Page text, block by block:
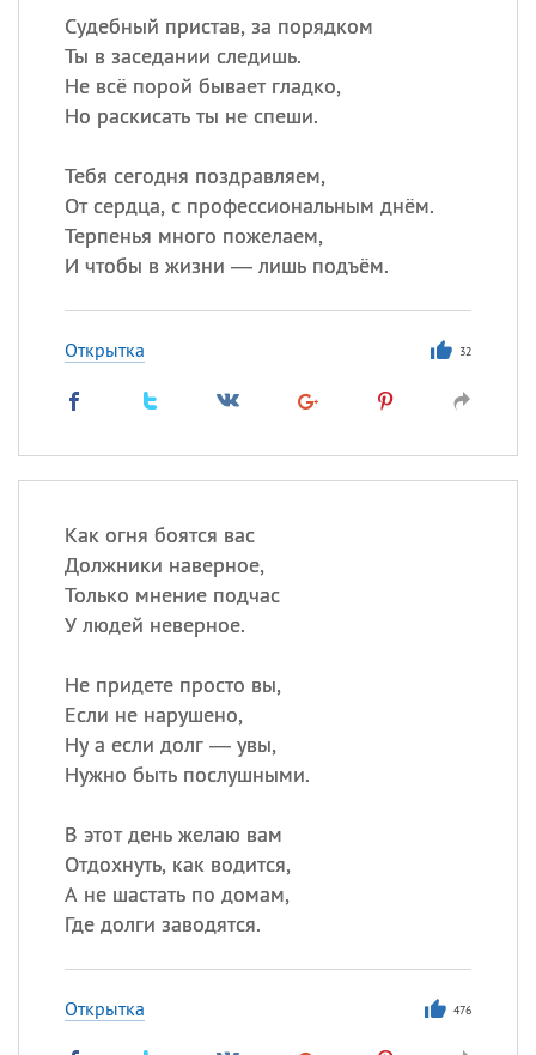
Судебный пристав, за порядком
Ты в заседании следишь.
Не всё порой бывает гладко,
Но раскисать ты не спеши.
Тебя сегодня поздравляем,
От сердца, с профессиональным днём.
Терпенья много пожелаем,
И чтобы в жизни — лишь подъём.
Открытка 32
Как огня боятся вас
Должники наверное,
Только мнение подчас
У людей неверное.
Не придете просто вы,
Если не нарушено,
Ну а если долг — увы,
Нужно быть послушными.
В этот день желаю вам
Отдохнуть, как водится,
А не шастать по домам,
Где долги заводятся.
Открытка 476